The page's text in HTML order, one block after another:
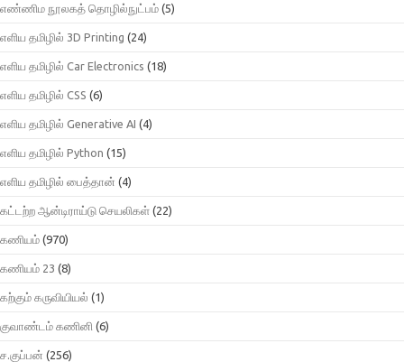
எண்ணிம நூலகத் தொழில்நுட்பம் (5)
எளிய தமிழில் 3D Printing (24)
எளிய தமிழில் Car Electronics (18)
எளிய தமிழில் CSS (6)
எளிய தமிழில் Generative AI (4)
எளிய தமிழில் Python (15)
எளிய தமிழில் பைத்தான் (4)
கட்டற்ற ஆன்டிராய்டு செயலிகள் (22)
கணியம் (970)
கணியம் 23 (8)
கற்கும் கருவியியல் (1)
குவாண்டம் கணினி (6)
ச.குப்பன் (256)